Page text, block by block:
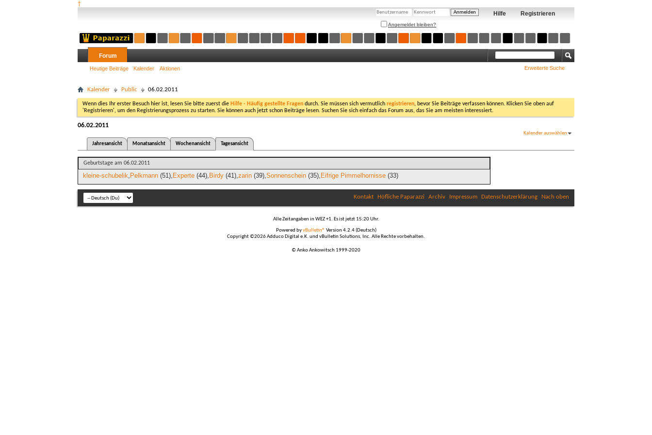
†
Registrieren
Hilfe
Angemeldet bleiben?
Forum
Heutige Beiträge Kalender Aktionen Erweiterte Suche
Kalender Public 06.02.2011
Wenn dies Ihr erster Besuch hier ist, lesen Sie bitte zuerst die Hilfe - Häufig gestellte Fragen durch. Sie müssen sich vermutlich registrieren, bevor Sie Beiträge verfassen können. Klicken Sie oben auf
'Registrieren', um den Registrierungsprozess zu starten. Sie können auch jetzt schon Beiträge lesen. Suchen Sie sich einfach das Forum aus, das Sie am meisten interessiert.
06.02.2011
Kalender auswählen
Jahresansicht
Monatsansicht Wochenansicht Tagesansicht
Geburtstage am 06.02.2011
kleine-schubelik Pelkmann (51) Experte (44) Birdy (41) zarin (39) Sonnenschein (35) Eifrige Pimmelhornisse (33)
Kontakt Höfliche Paparazzi Archiv Impressum Datenschutzerklärung Nach oben
Alle Zeitangaben in WEZ +1. Es ist jetzt 15:20Uhr.
Powered byvBulletin® Version 4.2.4 (Deutsch)
Copyright ©2026 Adduco Digital e.K. und vBulletin Solutions, Inc. Alle Rechte vorbehalten.
© Anko Ankowitsch 1999-2020